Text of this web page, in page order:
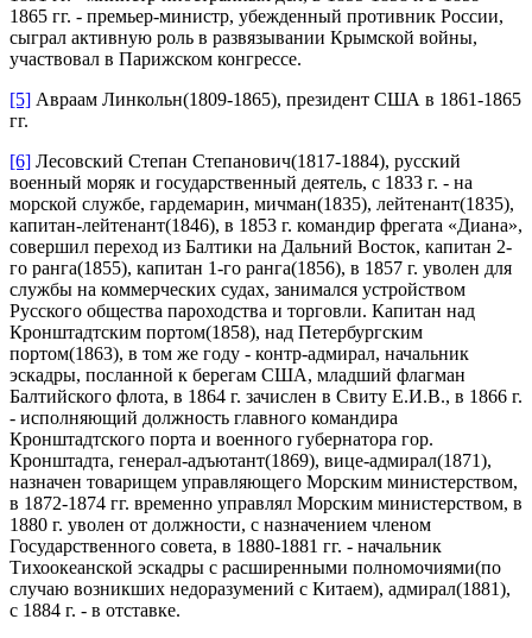
1865 гг. - премьер-министр, убежденный противник России,
сыграл активную роль в развязывании Крымской войны,
участвовал в Парижском конгрессе.
[5] Авраам Линкольн(1809-1865), президент США в 1861-1865
гг.
[6] Лесовский Степан Степанович(1817-1884), русский
военный моряк и государственный деятель, с 1833 г. - на
морской службе, гардемарин, мичман(1835), лейтенант(1835),
капитан-лейтенант(1846), в 1853 г. командир фрегата «Диана»,
совершил переход из Балтики на Дальний Восток, капитан 2-
го ранга(1855), капитан 1-го ранга(1856), в 1857 г. уволен для
службы на коммерческих судах, занимался устройством
Русского общества пароходства и торговли. Капитан над
Кронштадтским портом(1858), над Петербургским
портом(1863), в том же году - контр-адмирал, начальник
эскадры, посланной к берегам США, младший флагман
Балтийского флота, в 1864 г. зачислен в Свиту Е.И.В., в 1866 г.
- исполняющий должность главного командира
Кронштадтского порта и военного губернатора гор.
Кронштадта, генерал-адъютант(1869), вице-адмирал(1871),
назначен товарищем управляющего Морским министерством,
в 1872-1874 гг. временно управлял Морским министерством, в
1880 г. уволен от должности, с назначением членом
Государственного совета, в 1880-1881 гг. - начальник
Тихоокеанской эскадры с расширенными полномочиями(по
случаю возникших недоразумений с Китаем), адмирал(1881),
с 1884 г. - в отставке.